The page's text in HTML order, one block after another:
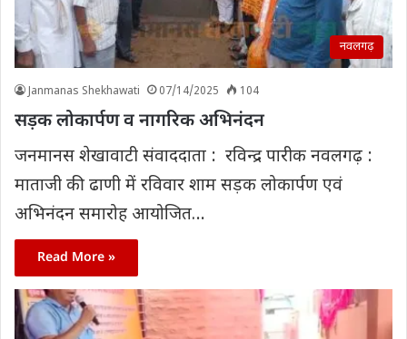
नवलगढ़
Janmanas Shekhawati 07/14/2025 104
सड़क लोकार्पण व नागरिक अभिनंदन
जनमानस शेखावाटी संवाददाता : रविन्द्र पारीक नवलगढ़ :
माताजी की ढाणी में रविवार शाम सड़क लोकार्पण एवं
अभिनंदन समारोह आयोजित…
Read More »